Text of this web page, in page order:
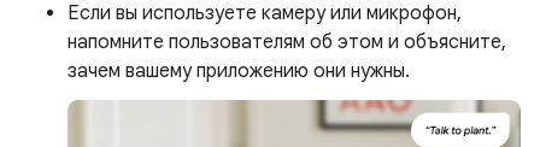
Если вы используете камеру или микрофон,
напомните пользователям об этом и объясните,
зачем вашему приложению они нужны.